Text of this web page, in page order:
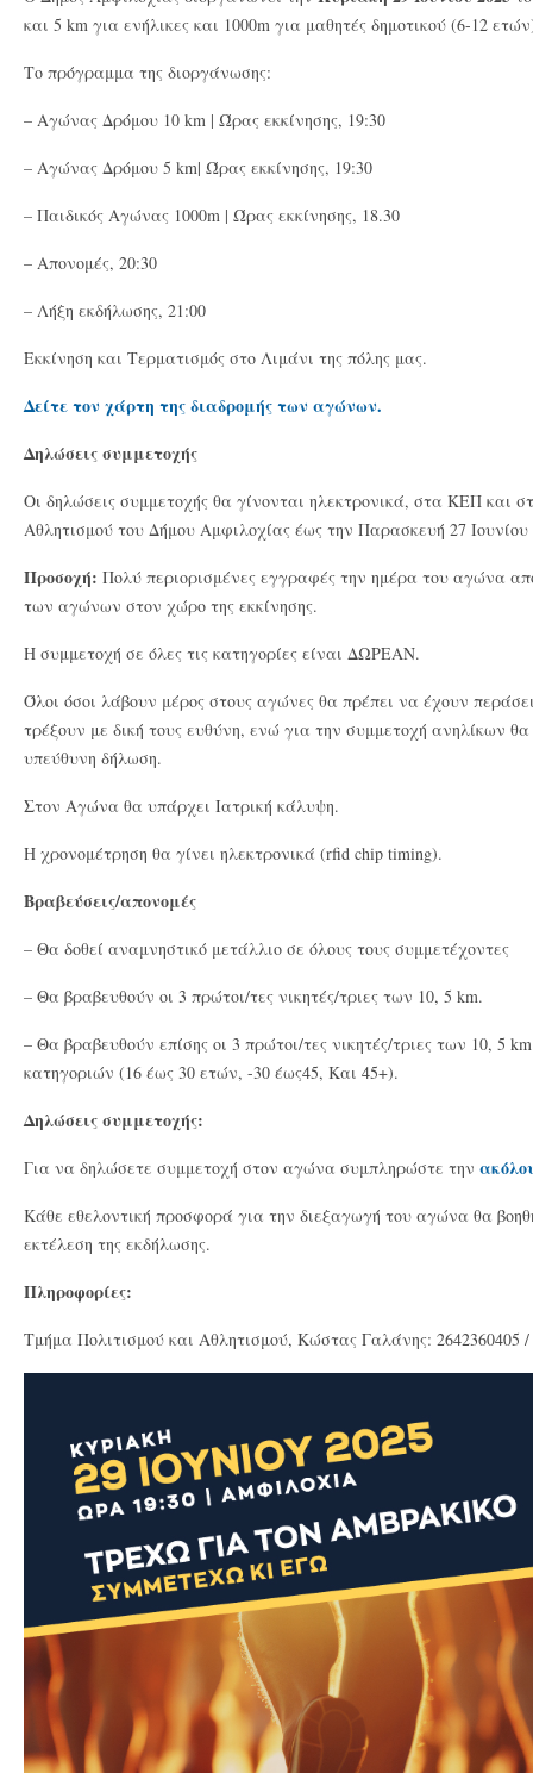
και 5 km για ενήλικες και 1000m για μαθητές δημοτικού (6-12
Το πρόγραμμα της διοργάνωσης:
– Αγώνας Δρόμου 10 km | Ώρας εκκίνησης, 19:30
– Αγώνας Δρόμου 5 km| Ώρας εκκίνησης, 19:30
– Παιδικός Αγώνας 1000m | Ώρας εκκίνησης, 18.30
– Απονομές, 20:30
– Λήξη εκδήλωσης, 21:00
Εκκίνηση και Τερματισμός στο Λιμάνι της πόλης μας.
Δείτε τoν χάρτη της διαδρομής των αγώνων.
Δηλώσεις συμμετοχής
Οι δηλώσεις συμμετοχής θα γίνονται ηλεκτρονικά, στα ΚΕΠ και
Αθλητισμού του Δήμου Αμφιλοχίας έως την Παρασκευή 27 Ιουνίου
Προσοχή: Πολύ περιορισμένες εγγραφές την ημέρα του αγώνα
των αγώνων στον χώρο της εκκίνησης.
H συμμετοχή σε όλες τις κατηγορίες είναι ΔΩΡΕΑΝ.
Όλοι όσοι λάβουν μέρος στους αγώνες θα πρέπει να έχουν
τρέξουν με δική τους ευθύνη, ενώ για την συμμετοχή ανηλίκων
υπεύθυνη δήλωση.
Στον Αγώνα θα υπάρχει Ιατρική κάλυψη.
Η χρονομέτρηση θα γίνει ηλεκτρονικά (rfid chip timing).
Βραβεύσεις/απονομές
– Θα δοθεί αναμνηστικό μετάλλιο σε όλους τους συμμετέχοντες
– Θα βραβευθούν οι 3 πρώτοι/τες νικητές/τριες των 10, 5 km.
– Θα βραβευθούν επίσης οι 3 πρώτοι/τες νικητές/τριες των 10, 5
κατηγοριών (16 έως 30 ετών, -30 έως45, Και 45+).
Δηλώσεις συμμετοχής:
Για να δηλώσετε συμμετοχή στον αγώνα συμπληρώστε την
Κάθε εθελοντική προσφορά για την διεξαγωγή του αγώνα θα
εκτέλεση της εκδήλωσης.
Πληροφορίες:
Τμήμα Πολιτισμού και Αθλητισμού, Κώστας Γαλάνης: 2642360405 /